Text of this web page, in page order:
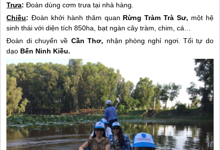
Trưa:Đoàn dùng cơm trưa tại nhà hàng.
Chiều:Đoàn khởi hành thăm quan Rừng Tràm Trà Sư, một hệ
sinh thái với diện tích 850ha, bạt ngàn cây tràm, chim, cá…
Đoàn di chuyển về Cần Thơ, nhận phòng nghỉ ngơi. Tối tự do
dạo Bến Ninh Kiều.